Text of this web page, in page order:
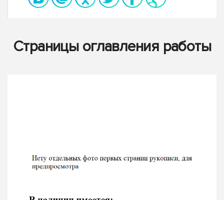
Страницы оглавления работы